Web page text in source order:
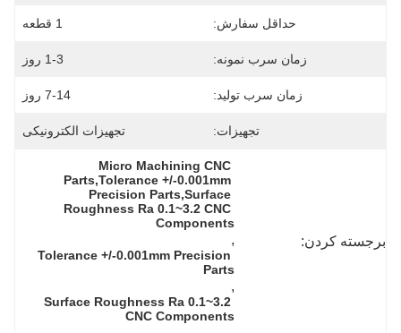
حداقل سفارش: 1 قطعه
زمان سرب نمونه: 1-3 روز
زمان سرب تولید: 7-14 روز
تجهیزات: تجهیزات الکترونیکی
برجسته کردن:
Micro Machining CNC
Parts,Tolerance +/-0.001mm
Precision Parts,Surface
Roughness Ra 0.1~3.2 CNC
Components
,
Tolerance +/-0.001mm Precision
Parts
,
Surface Roughness Ra 0.1~3.2
CNC Components